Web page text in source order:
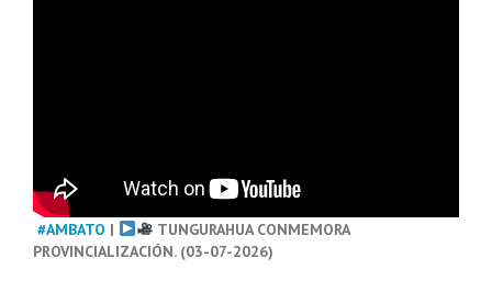
#AMBATO |
TUNGURAHUA CONMEMORA
PROVINCIALIZACIÓN. (03-07-2026)